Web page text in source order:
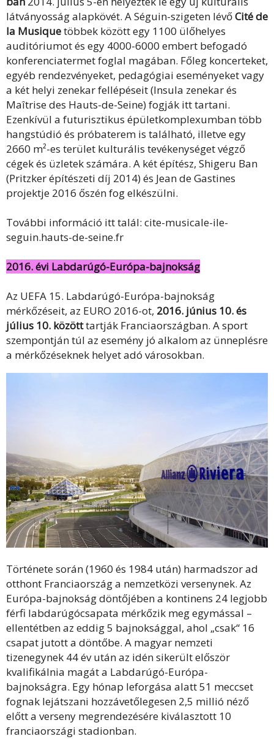
látványosság alapkövét. A Séguin-szigeten lévőCité de
la Musiquetöbbek között egy 1100 ülőhelyes
auditóriumot és egy 4000-6000 embert befogadó
konferenciatermet foglal magában. Főleg koncerteket,
egyéb rendezvényeket, pedagógiai eseményeket vagy
a két helyi zenekar fellépéseit (Insula zenekar és
Maîtrise des Hauts-de-Seine) fogják itt tartani.
Ezenkívül a futurisztikus épületkomplexumban több
hangstúdió és próbaterem is található, illetve egy
2660 m²-es terület kulturális tevékenységet végző
cégek és üzletek számára. A két építész, Shigeru Ban
(Pritzker építészeti díj 2014) és Jean de Gastines
projektje 2016 őszén fog elkészülni.
További információ itt talál: cite-musicale-ile-
seguin.hauts-de-seine.fr
2016. évi Labdarúgó-Európa-bajnokság
Az UEFA 15. Labdarúgó-Európa-bajnokság
mérkőzéseit, az EURO 2016-ot, 2016. június 10. és
július 10. közötttartják Franciaországban. A sport
szempontján túl az esemény jó alkalom az ünneplésre
a mérkőzéseknek helyet adó városokban.
Története során (1960 és 1984 után) harmadszor ad
otthont Franciaország a nemzetközi versenynek. Az
Európa-bajnokság döntőjében a kontinens 24 legjobb
férfi labdarúgócsapata mérkőzik meg egymással –
ellentétben az eddig 5 bajnoksággal, ahol „csak“ 16
csapat jutott a döntőbe. A magyar nemzeti
tizenegynek 44 év után az idén sikerült először
kvalifikálnia magát a Labdarúgó-Európa-
bajnokságra. Egy hónap leforgása alatt 51 meccset
fognak lejátszani hozzávetőlegesen 2,5 millió néző
előtt a verseny megrendezésére kiválasztott 10
franciaországi stadionban.